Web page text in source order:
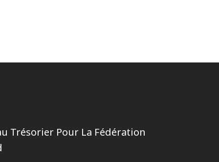
Trésorier Pour La Fédération